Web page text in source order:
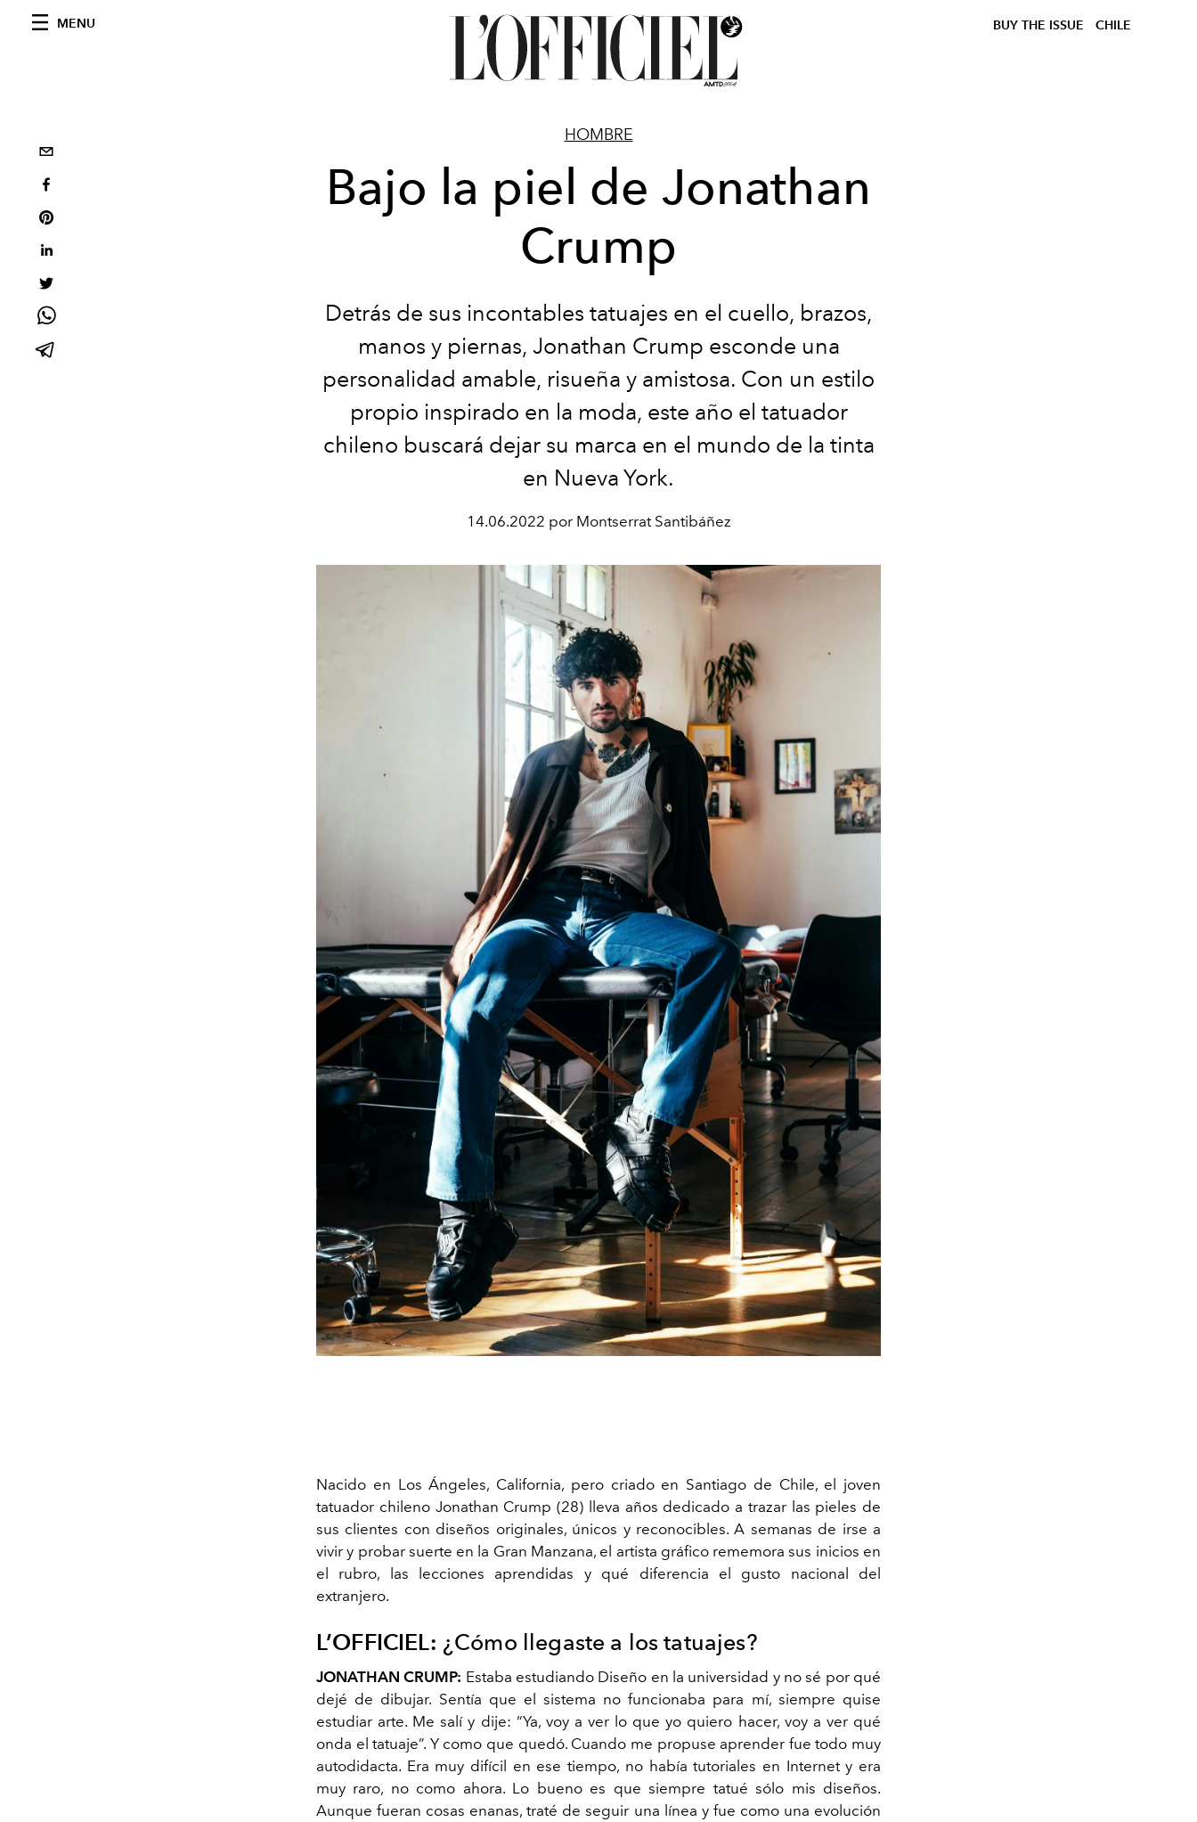
MENU BUY THE ISSUE CHILE
HOMBRE
Bajo la piel de Jonathan
Crump
Detrás de sus incontables tatuajes en el cuello, brazos,
manos y piernas, Jonathan Crump esconde una
personalidad amable, risueña y amistosa. Con un estilo
propio inspirado en la moda, este año el tatuador
chileno buscará dejar su marca en el mundo de la tinta
en Nueva York.
14.06.2022 por Montserrat Santibáñez
Nacido en Los Ángeles, California, pero criado en Santiago de Chile, el joven
tatuador chileno Jonathan Crump (28) lleva años dedicado a trazar las pieles de
sus clientes con diseños originales, únicos y reconocibles. A semanas de irse a
vivir y probar suerte en la Gran Manzana, el artista gráfico rememora sus inicios en
el rubro, las lecciones aprendidas y qué diferencia el gusto nacional del
extranjero.
L’OFFICIEL: ¿Cómo llegaste a los tatuajes?
JONATHAN CRUMP: Estaba estudiando Diseño en la universidad y no sé por qué
dejé de dibujar. Sentía que el sistema no funcionaba para mí, siempre quise
estudiar arte. Me salí y dije: “Ya, voy a ver lo que yo quiero hacer, voy a ver qué
onda el tatuaje”. Y como que quedó. Cuando me propuse aprender fue todo muy
autodidacta. Era muy difícil en ese tiempo, no había tutoriales en Internet y era
muy raro, no como ahora. Lo bueno es que siempre tatué sólo mis diseños.
Aunque fueran cosas enanas, traté de seguir una línea y fue como una evolución